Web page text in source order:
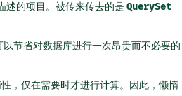
述的项目。被传来传去的是 QuerySet
以节省对数据库进行一次昂贵而不必要的
，仅在需要时才进行计算。因此，懒惰